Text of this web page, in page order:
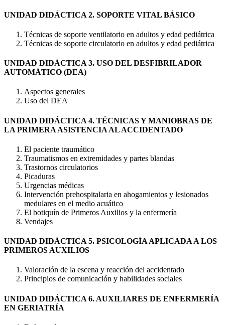
UNIDAD DIDÁCTICA 2. SOPORTE VITAL BÁSICO
Técnicas de soporte ventilatorio en adultos y edad pediátrica
Técnicas de soporte circulatorio en adultos y edad pediátrica
UNIDAD DIDÁCTICA 3. USO DEL DESFIBRILADOR
AUTOMÁTICO (DEA)
Aspectos generales
Uso del DEA
UNIDAD DIDÁCTICA 4. TÉCNICAS Y MANIOBRAS DE
LA PRIMERA ASISTENCIA AL ACCIDENTADO
El paciente traumático
Traumatismos en extremidades y partes blandas
Trastornos circulatorios
Picaduras
Urgencias médicas
Intervención prehospitalaria en ahogamientos y lesionados
medulares en el medio acuático
El botiquín de Primeros Auxilios y la enfermería
Vendajes
UNIDAD DIDÁCTICA 5. PSICOLOGÍA APLICADA A LOS
PRIMEROS AUXILIOS
Valoración de la escena y reacción del accidentado
Principios de comunicación y habilidades sociales
UNIDAD DIDÁCTICA 6. AUXILIARES DE ENFERMERÍA
EN GERIATRÍA